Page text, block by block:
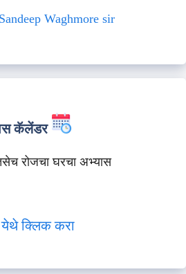
Waghmore sir
कॅलेंडर
रोजचा घरचा अभ्यास
येथे क्लिक करा